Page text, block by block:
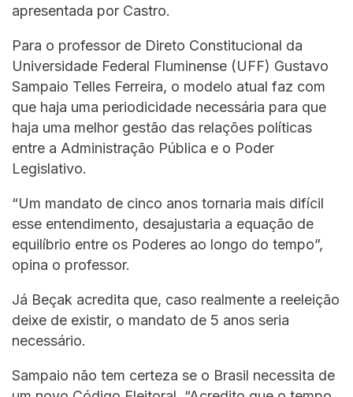
apresentada por Castro.
Para o professor de Direto Constitucional da
Universidade Federal Fluminense (UFF) Gustavo
Sampaio Telles Ferreira, o modelo atual faz com
que haja uma periodicidade necessária para que
haja uma melhor gestão das relações políticas
entre a Administração Pública e o Poder
Legislativo.
“Um mandato de cinco anos tornaria mais difícil
esse entendimento, desajustaria a equação de
equilíbrio entre os Poderes ao longo do tempo”,
opina o professor.
Já Beçak acredita que, caso realmente a reeleição
deixe de existir, o mandato de 5 anos seria
necessário.
Sampaio não tem certeza se o Brasil necessita de